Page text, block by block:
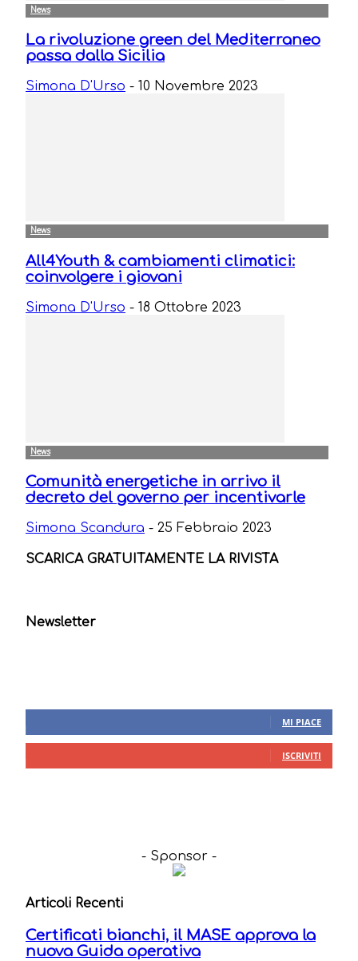
News
La rivoluzione green del Mediterraneo
passa dalla Sicilia
Simona D'Urso - 10 Novembre 2023
News
All4Youth & cambiamenti climatici:
coinvolgere i giovani
Simona D'Urso - 18 Ottobre 2023
News
Comunità energetiche in arrivo il
decreto del governo per incentivarle
Simona Scandura - 25 Febbraio 2023
SCARICA GRATUITAMENTE LA RIVISTA
Newsletter
MI PIACE
46 Iscritti
ISCRIVITI
- Sponsor -
Articoli Recenti
Certificati bianchi, il MASE approva la
nuova Guida operativa